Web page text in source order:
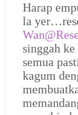
Harap
la
singgah
semua
kagum